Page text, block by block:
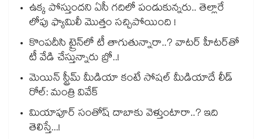
ఉక్క పోస్తుందని ఏసీ గదిలో పండుకున్నరు.. తెల్లారే
లోపు ఫ్యామిలీ మొత్తం సచ్చిపోయింది !
కొంపదీసి ట్రైన్⁬లో టీ తాగుతున్నారా..? వాటర్ హీటర్⁭⁭తో
టీ వేడి చేస్తున్నారు బ్రో..!
మెయిన్ స్ట్రీమ్ మీడియా కంటే సోషల్ మీడియాదే లీడ్
రోల్: మంత్రి వివేక్
మియాపూర్ సంతోష్ దాబాకు వెళ్తుంటారా..? ఇది
తెలిస్తే...!